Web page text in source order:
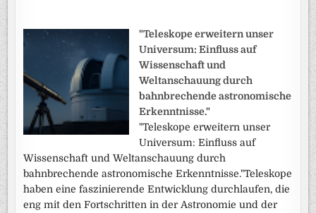
"Teleskope erweitern unser
Universum: Einfluss auf
Wissenschaft und
Weltanschauung durch
bahnbrechende astronomische
Erkenntnisse."
"Teleskope erweitern unser
Universum: Einfluss auf
Wissenschaft und Weltanschauung durch
bahnbrechende astronomische Erkenntnisse."Teleskope
haben eine faszinierende Entwicklung durchlaufen, die
eng mit den Fortschritten in der Astronomie und der